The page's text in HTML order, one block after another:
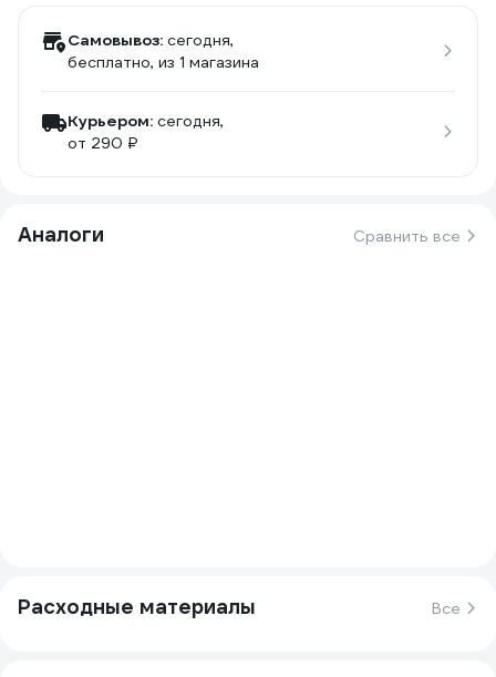
Самовывоз: сегодня,
бесплатно, из 1 магазина
Курьером: сегодня,
от 290 ₽
Аналоги Сравнить все
Расходные материалы Все